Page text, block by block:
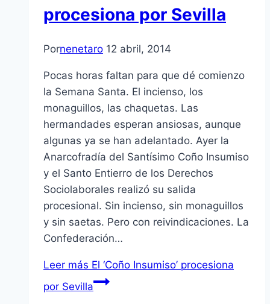
procesiona por Sevilla
Pornenetaro 12 abril, 2014
Pocas horas faltan para que dé comienzo
la Semana Santa. El incienso, los
monaguillos, las chaquetas. Las
hermandades esperan ansiosas, aunque
algunas ya se han adelantado. Ayer la
Anarcofradía del Santísimo Coño Insumiso
y el Santo Entierro de los Derechos
Sociolaborales realizó su salida
procesional. Sin incienso, sin monaguillos
y sin saetas. Pero con reivindicaciones. La
Confederación…
Leer más El ‘Coño Insumiso’ procesiona
por Sevilla